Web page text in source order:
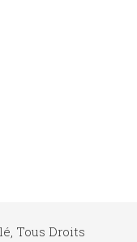
Tous Droits